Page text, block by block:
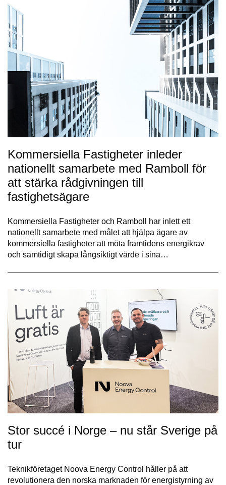
Kommersiella Fastigheter inleder
nationellt samarbete med Ramboll för
att stärka rådgivningen till
fastighetsägare
Kommersiella Fastigheter och Ramboll har inlett ett
nationellt samarbete med målet att hjälpa ägare av
kommersiella fastigheter att möta framtidens energikrav
och samtidigt skapa långsiktigt värde i sina…
Stor succé i Norge – nu står Sverige på
tur
Teknikföretaget Noova Energy Control håller på att
revolutionera den norska marknaden för energistyrning av